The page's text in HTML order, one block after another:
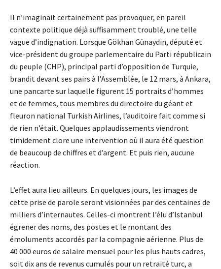
Il n’imaginait certainement pas provoquer, en pareil
contexte politique déjà suffisamment troublé, une telle
vague d’indignation. Lorsque Gökhan Günaydin, député et
vice-président du groupe parlementaire du Parti républicain
du peuple (CHP), principal parti d’opposition de Turquie,
brandit devant ses pairs à l’Assemblée, le 12 mars, à Ankara,
une pancarte sur laquelle figurent 15 portraits d’hommes
et de femmes, tous membres du directoire du géant et
fleuron national Turkish Airlines, l’auditoire fait comme si
de rien n’était. Quelques applaudissements viendront
timidement clore une intervention où il aura été question
de beaucoup de chiffres et d’argent. Et puis rien, aucune
réaction.
L’effet aura lieu ailleurs. En quelques jours, les images de
cette prise de parole seront visionnées par des centaines de
milliers d’internautes. Celles-ci montrent l’élu d’Istanbul
égrener des noms, des postes et le montant des
émoluments accordés par la compagnie aérienne. Plus de
40 000 euros de salaire mensuel pour les plus hauts cadres,
soit dix ans de revenus cumulés pour un retraité turc, a